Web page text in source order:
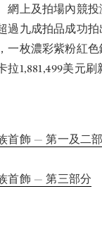
網上及拍場內競投
過九成拍品成功
一枚濃彩紫粉紅色
拉1,881,499美元
首飾 — 第一及二
首飾 — 第三部分